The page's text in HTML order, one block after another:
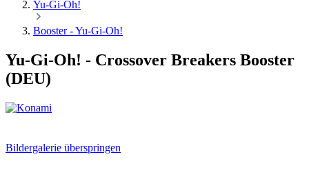
Yu-Gi-Oh!
Booster - Yu-Gi-Oh!
Yu-Gi-Oh! - Crossover Breakers Booster
(DEU)
Bildergalerie überspringen